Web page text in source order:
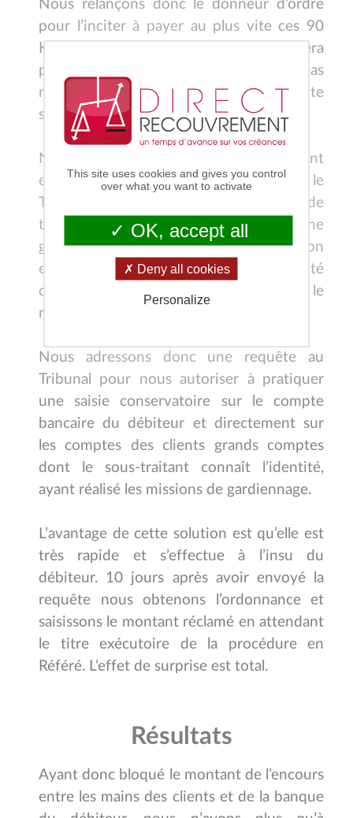
Nous relançons donc le donneur d’ordre
pour l’inciter à payer au plus vite ces 90
K€. Un échéancier de paiement nous sera
proposé, mais ne sera finalement pas
retenu. Un recouvrement au plus vite
s’impose.
Nous décidons donc de forcer le paiement
et engageons une action en Référé près le
Tribunal de Commerce. Les délais de
traitement sont rapides mais ne
garantissent pas pour autant le bon
encaissement de la créance. L’insolvabilité
du débiteur menace en effet le
recouvrement.
Nous adressons donc une requête au
Tribunal pour nous autoriser à pratiquer
une saisie conservatoire sur le compte
bancaire du débiteur et directement sur
les comptes des clients grands comptes
dont le sous-traitant connaît l’identité,
ayant réalisé les missions de gardiennage.
L’avantage de cette solution est qu’elle est
très rapide et s’effectue à l’insu du
débiteur. 10 jours après avoir envoyé la
requête nous obtenons l’ordonnance et
saisissons le montant réclamé en attendant
le titre exécutoire de la procédure en
Référé. L’effet de surprise est total.
Résultats
Ayant donc bloqué le montant de l’encours
entre les mains des clients et de la banque
This site uses cookies and gives you control
over what you want to activate
OK, accept all
Deny all cookies
Personalize